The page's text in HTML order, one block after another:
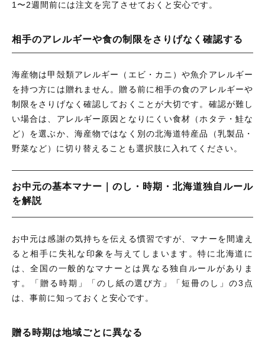
1〜2週間前には注文を完了させておくと安心です。
相手のアレルギーや食の制限をさりげなく確認する
海産物は甲殻類アレルギー（エビ・カニ）や魚介アレルギー
を持つ方には贈れません。贈る前に相手の食のアレルギーや
制限をさりげなく確認しておくことが大切です。確認が難し
い場合は、アレルギー原因となりにくい食材（ホタテ・鮭な
ど）を選ぶか、海産物ではなく別の北海道特産品（乳製品・
野菜など）に切り替えることも選択肢に入れてください。
お中元の基本マナー｜のし・時期・北海道独自ルール
を解説
お中元は感謝の気持ちを伝える慣習ですが、マナーを間違え
ると相手に失礼な印象を与えてしまいます。特に北海道に
は、全国の一般的なマナーとは異なる独自ルールがありま
す。「贈る時期」「のし紙の選び方」「短冊のし」の3点
は、事前に知っておくと安心です。
贈る時期は地域ごとに異なる